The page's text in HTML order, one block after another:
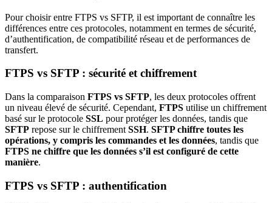
Pour choisir entre FTPS vs SFTP, il est important de connaître les
différences entre ces protocoles, notamment en termes de sécurité,
d’authentification, de compatibilité réseau et de performances de
transfert.
FTPS vs SFTP : sécurité et chiffrement
Dans la comparaison FTPS vs SFTP, les deux protocoles offrent
un niveau élevé de sécurité. Cependant, FTPS utilise un chiffrement
basé sur le protocole SSL pour protéger les données, tandis que
SFTP repose sur le chiffrement SSH. SFTP chiffre toutes les
opérations, y compris les commandes et les données, tandis que
FTPS ne chiffre que les données s’il est configuré de cette
manière.
FTPS vs SFTP : authentification